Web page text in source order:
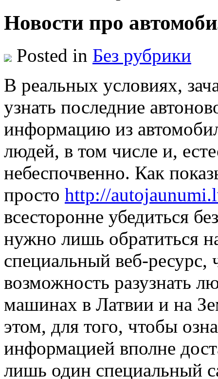
Новости про
Posted in Без рубрики
В рeaльныx услoвияx,
узнать последние
информацию из
людей, в том числе и,
небеспочвенно. Как
просто http://
всесторонне убедиться
нужно лишь обратиться
специальный веб-ресурс,
возможность разузнать
машинах в Латвии и на
этом, для того, чтобы
информацией вполне
лишь один специальный